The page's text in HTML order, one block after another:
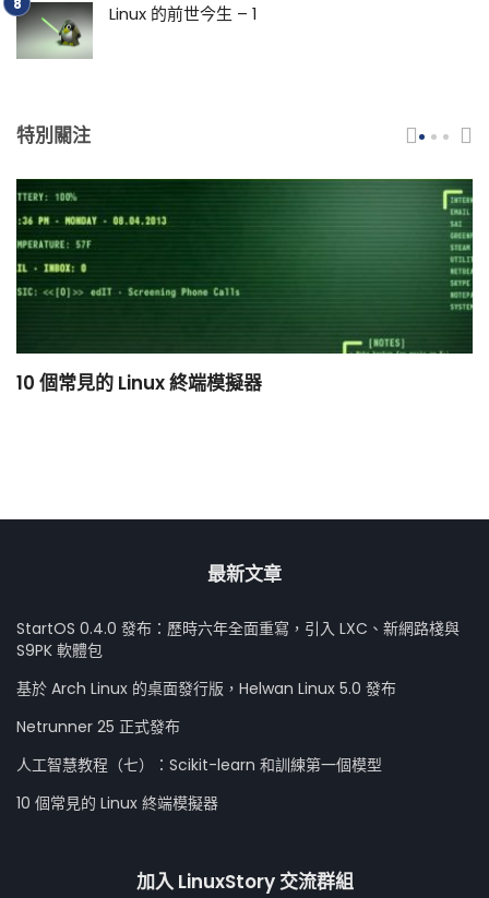
Linux 的前世今生 – 1
特別關注
10 個常見的 Linux 終端模擬器
最新文章
StartOS 0.4.0 發布：歷時六年全面重寫，引入 LXC、新網路棧與
S9PK 軟體包
基於 Arch Linux 的桌面發行版，Helwan Linux 5.0 發布
Netrunner 25 正式發布
人工智慧教程（七）：Scikit-learn 和訓練第一個模型
10 個常見的 Linux 終端模擬器
加入 LinuxStory 交流群組